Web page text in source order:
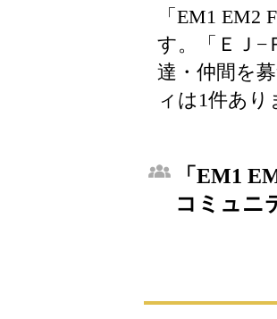
「EM1
す。「ＥＪ−
達・仲間を
ィは1件あり
「EM1
コミュニ